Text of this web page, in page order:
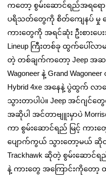
ကတော့ စွမ်းဆောင်ရည်အရရော
ပရိသတ်တွေကို စိတ်ကျေနပ် မှု ပေ
ကားတွေကို အရင်ဆုံး ဦးစားပေး
Lineup ကြီးတစ်ခု ထွက်ပေါ်လ
တဲ့ တစ်ချက်ကတော့ Jeep အဆ
Wagoneer နဲ့ Grand
Hybrid 4xe အနေနဲ့ ပွဲထွက် လ
သွားတာပါပဲ။ Jeep အင်ဂျင်
အဆိုပါ အင်တာဗျူးမှာပဲ
ကာ စွမ်းဆောင်ရည် မြင့် ကား
ပျောက်ကွယ် သွားတော့မယ် ဆို
Trackhawk ဆိုတဲ့ စွမ်းဆောင်ရ
နဲ့ ကားတွေ အကြောင်းကိုတော့